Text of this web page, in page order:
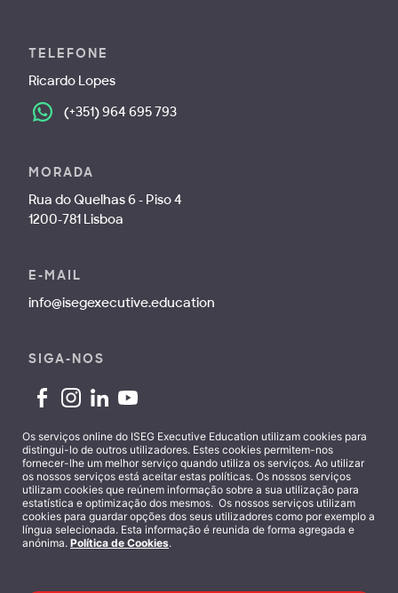
TELEFONE
Ricardo Lopes
(+351) 964 695 793
MORADA
Rua do Quelhas 6 - Piso 4
1200-781 Lisboa
E-MAIL
info@isegexecutive.education
SIGA-NOS
Contactos
Os serviços online do ISEG Executive Education utilizam cookies para
distingui-lo de outros utilizadores. Estes cookies permitem-nos
fornecer-lhe um melhor serviço quando utiliza os serviços. Ao utilizar
os nossos serviços está aceitar estas políticas. Os nossos serviços
utilizam cookies que reúnem informação sobre a sua utilização para
estatística e optimização dos mesmos. Os nossos serviços utilizam
cookies para guardar opções dos seus utilizadores como por exemplo a
língua selecionada. Esta informação é reunida de forma agregada e
anónima. Política de Cookies.